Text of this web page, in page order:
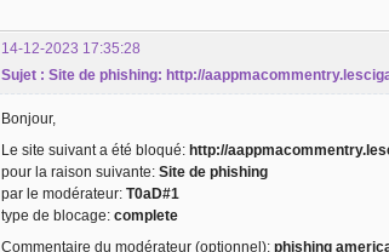
14-12-2023 17:35:28
Sujet : Site de phishing: http://
Bonjour,
Le site suivant a été bloqué: http://
pour la raison suivante: Site de phishing
par le modérateur: T0aD#1
type de blocage: complete
Commentaire du modérateur (optionnel): phishing